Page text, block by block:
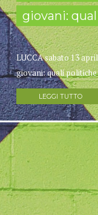
giovani:
LUCCA sabato 13
giovani: quali
LEGGI TUTTO